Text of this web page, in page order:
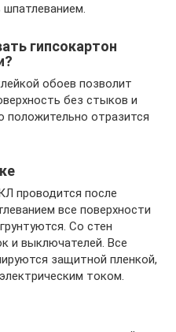
гипсокартон
обоев позволит
без стыков и
положительно отразится
проводится после
все поверхности
Со стен
и выключателей. Все
защитной пленкой,
током.